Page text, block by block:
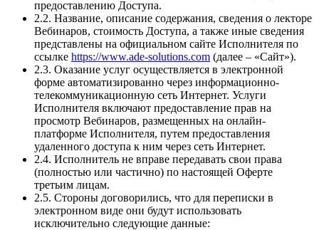
предоставлению Доступа.
2.2. Название, описание содержания, сведения о лекторе
Вебинаров, стоимость Доступа, а также иные сведения
представлены на официальном сайте Исполнителя по
ссылке https://www.ade-solutions.com (далее – «Сайт»).
2.3. Оказание услуг осуществляется в электронной
форме автоматизированно через информационно-
телекоммуникационную сеть Интернет. Услуги
Исполнителя включают предоставление прав на
просмотр Вебинаров, размещенных на онлайн-
платформе Исполнителя, путем предоставления
удаленного доступа к ним через сеть Интернет.
2.4. Исполнитель не вправе передавать свои права
(полностью или частично) по настоящей Оферте
третьим лицам.
2.5. Стороны договорились, что для переписки в
электронном виде они будут использовать
исключительно следующие данные: